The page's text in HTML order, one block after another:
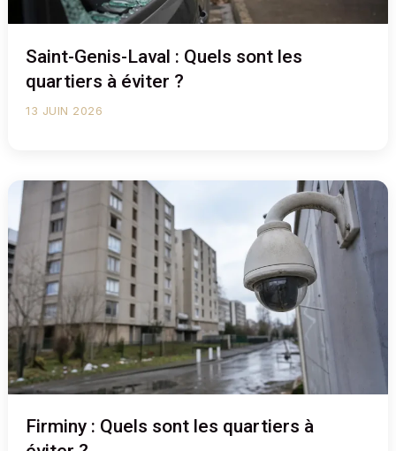
Saint-Genis-Laval : Quels sont les
quartiers à éviter ?
13 JUIN 2026
Firminy : Quels sont les quartiers à